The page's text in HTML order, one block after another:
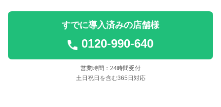
すでに導入済みの店舗様
0120-990-640
営業時間：24時間受付
土日祝日を含む365日対応